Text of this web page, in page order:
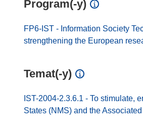
Program(-y)
FP6-IST - Information Society
strengthening the European
Temat(-y)
IST-2004-2.3.6.1 - To stimulate,
States (NMS) and the